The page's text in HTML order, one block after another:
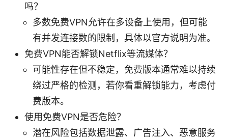
吗？
多数免费VPN允许在多设备上使用，但可能
有并发连接数的限制，具体以官方说明为准。
免费VPN能否解锁Netflix等流媒体？
可能性存在但不稳定，免费版本通常难以持续
绕过严格的检测，若你看重解锁能力，考虑付
费版本。
使用免费VPN是否危险？
潜在风险包括数据泄露、广告注入、恶意服务